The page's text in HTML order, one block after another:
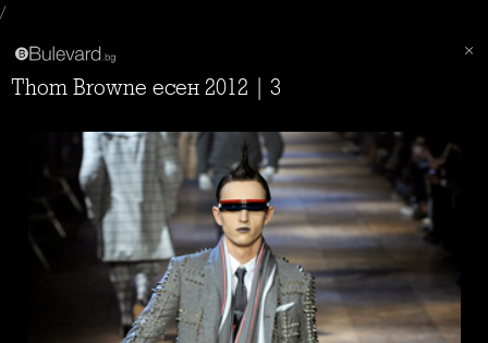
/
Thom Browne есен 2012 | 3